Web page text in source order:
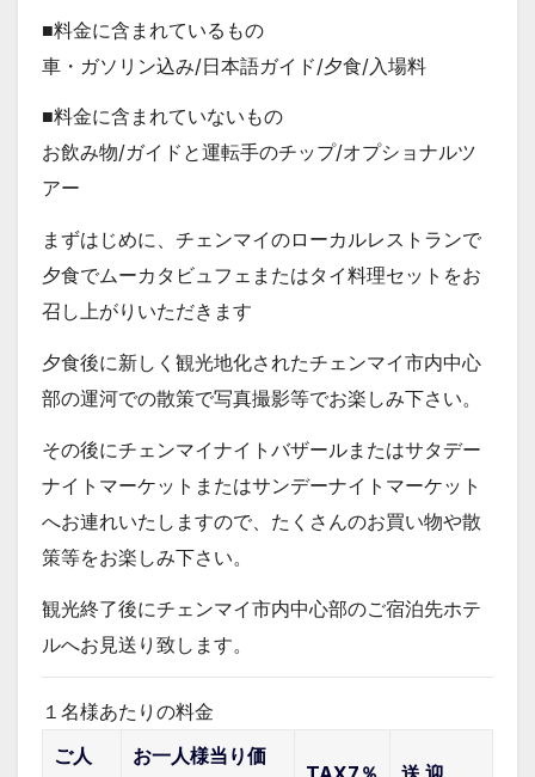
■料金に含まれているもの
車・ガソリン込み/日本語ガイド/夕食/入場料
■料金に含まれていないもの
お飲み物/ガイドと運転手のチップ/オプショナルツ
アー
まずはじめに、チェンマイのローカルレストランで
夕食でムーカタビュフェまたはタイ料理セットをお
召し上がりいただきます
夕食後に新しく観光地化されたチェンマイ市内中心
部の運河での散策で写真撮影等でお楽しみ下さい。
その後にチェンマイナイトバザールまたはサタデー
ナイトマーケットまたはサンデーナイトマーケット
へお連れいたしますので、たくさんのお買い物や散
策等をお楽しみ下さい。
観光終了後にチェンマイ市内中心部のご宿泊先ホテ
ルへお見送り致します。
１名様あたりの料金
ご人
お一人様当り価